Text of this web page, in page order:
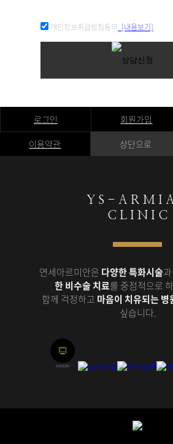
개인정보취급방침동의 [내용보기]
로그인 회원가입
이용약관
상단으로
Y S - A R M I
C L I N I C
연세아르미안은 다양한 특화시술과
한 비수술 치료를 중점적으로
함께 걱정하고 마음이 치유되는 병
싶습니다.